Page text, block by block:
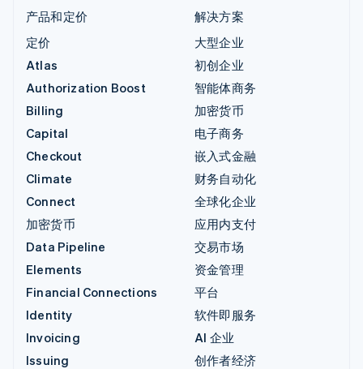
产品和定价
定价
Atlas
Authorization Boost
Billing
Capital
Checkout
Climate
Connect
加密货币
Data Pipeline
Elements
Financial Connections
Identity
Invoicing
Issuing
解决方案
大型企业
初创企业
智能体商务
加密货币
电子商务
嵌入式金融
财务自动化
全球化企业
应用内支付
交易市场
资金管理
平台
软件即服务
AI 企业
创作者经济